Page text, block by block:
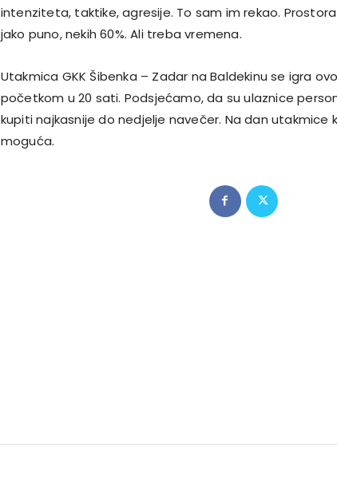
intenziteta, taktike, agresije. To sam im rekao.
jako puno, nekih 60%. Ali treba vremena.
Utakmica GKK Šibenka – Zadar na Baldekinu se igra
početkom u 20 sati. Podsjećamo, da su ulaznice
kupiti najkasnije do nedjelje navečer. Na dan utakmice
moguća.